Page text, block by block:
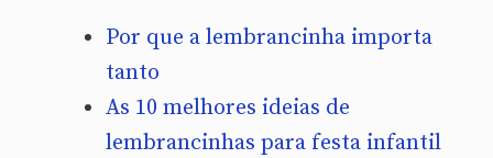
Por que a lembrancinha importa
tanto
As 10 melhores ideias de
lembrancinhas para festa infantil